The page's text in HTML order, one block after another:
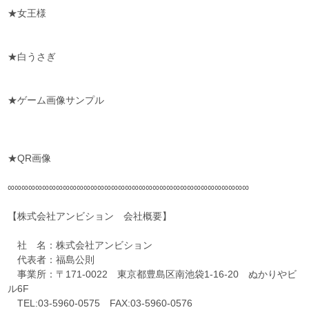
★女王様
★白うさぎ
★ゲーム画像サンプル
★QR画像
∞∞∞∞∞∞∞∞∞∞∞∞∞∞∞∞∞∞∞∞∞∞∞∞∞∞∞∞∞∞∞∞∞∞∞
【株式会社アンビション 会社概要】
社 名：株式会社アンビション
代表者：福島公則
事業所：〒171-0022 東京都豊島区南池袋1-16-20 ぬかりやビ
ル6F
TEL:03-5960-0575 FAX:03-5960-0576